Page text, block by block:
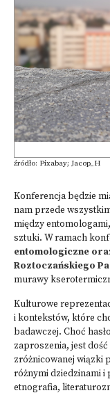
źródło: Pixabay; Jacop_H
Konferencja będzie
nam przede
między
sztuki. W ramach
entomologiczne
Roztoczańskiego
murawy
Kulturowe
i kontekstów, które
badawczej. Choć
zaproszenia, jest
zróżnicowanej wiązki
różnymi dziedzinami i
etnografia,